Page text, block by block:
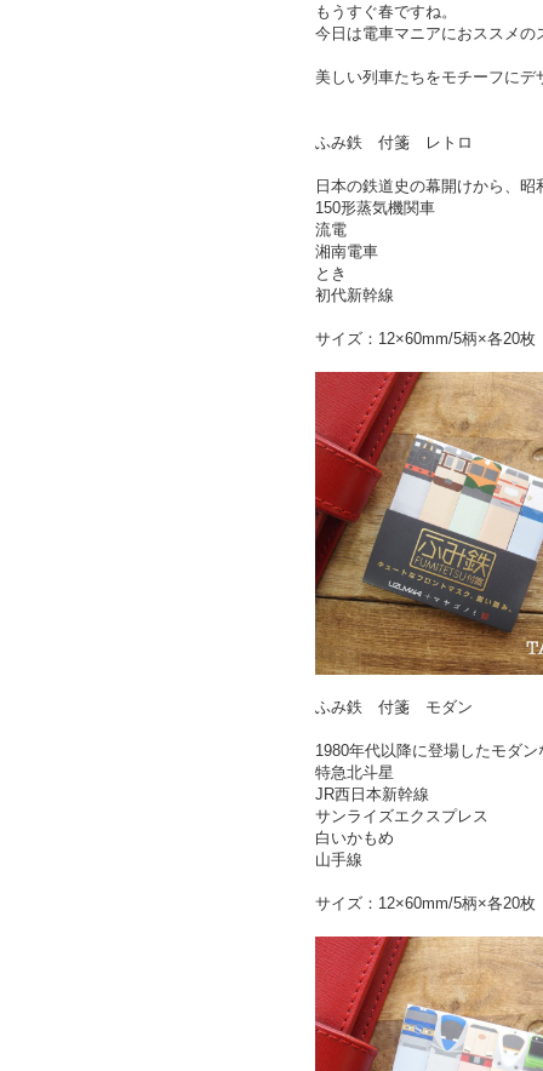
もうすぐ春ですね。
今日は電車マニアにおススメ
美しい列車たちをモチーフにデ
ふみ鉄 付箋 レトロ
日本の鉄道史の幕開けから、
150形蒸気機関車
流電
湘南電車
とき
初代新幹線
サイズ：12×60mm/5柄×各20枚
ふみ鉄 付箋 モダン
1980年代以降に登場したモダ
特急北斗星
JR西日本新幹線
サンライズエクスプレス
白いかもめ
山手線
サイズ：12×60mm/5柄×各20枚